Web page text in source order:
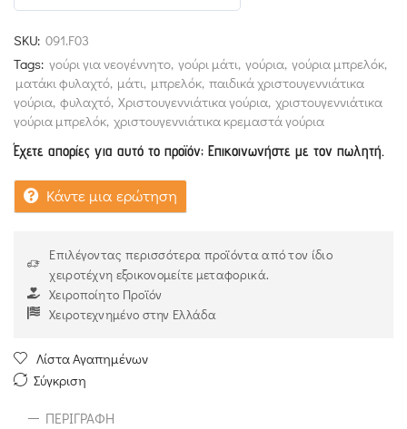
5out of 5
SKU: 091.F03
Tags: γούρι για νεογέννητο, γούρι μάτι, γούρια, γούρια μπρελόκ,
ματάκι φυλαχτό, μάτι, μπρελόκ, παιδικά χριστουγεννιάτικα
γούρια, φυλαχτό, Χριστουγεννιάτικα γούρια, χριστουγεννιάτικα
γούρια μπρελόκ, χριστουγεννιάτικα κρεμαστά γούρια
Έχετε απορίες για αυτό το προϊόν; Επικοινωνήστε με τον πωλητή.
Κάντε μια ερώτηση
Επιλέγοντας περισσότερα προϊόντα από τον ίδιο
χειροτέχνη εξοικονομείτε μεταφορικά.
Χειροποίητο Προϊόν
Χειροτεχνημένο στην Ελλάδα
Λίστα Αγαπημένων
Σύγκριση
ΠΕΡΙΓΡΑΦΉ